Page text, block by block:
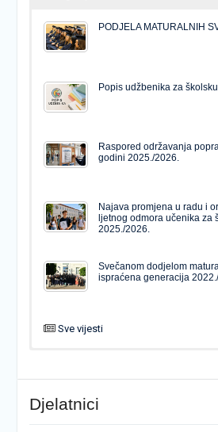
PODJELA MATURALNIH
Popis udžbenika za
Raspored održavanja
godini 2025./2026.
Najava promjena u radu i
ljetnog odmora učenika za
2025./2026.
Svečanom dodjelom
ispraćena generacija
Sve vijesti
Popis udžbenika za
Natječaj za upis u 1. razred
pravom javnosti
Djelatnici